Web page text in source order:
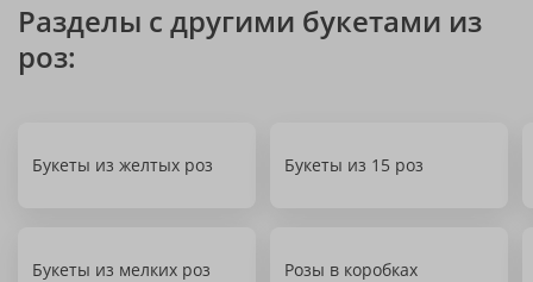
Разделы с другими букетами из
роз:
Букеты из желтых роз Букеты из 15 роз
Букеты из мелких роз Розы в коробках